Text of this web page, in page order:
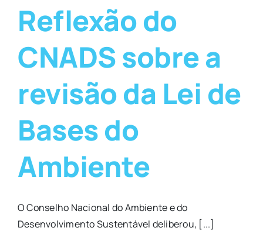
Reflexão do
CNADS sobre a
revisão da Lei de
Bases do
Ambiente
O Conselho Nacional do Ambiente e do
Desenvolvimento Sustentável deliberou, [...]